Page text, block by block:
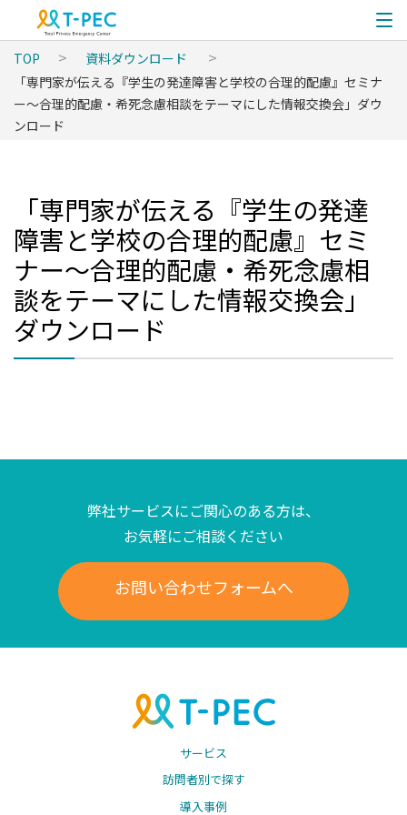
TOP
資料ダウンロード
「専門家が伝える『学生の発達障害と学校の合理的配慮』セミナ
ー〜合理的配慮・希死念慮相談をテーマにした情報交換会」ダウ
ンロード
「専門家が伝える『学生の発達
障害と学校の合理的配慮』セミ
ナー〜合理的配慮・希死念慮相
談をテーマにした情報交換会」
ダウンロード
弊社サービスにご関心のある方は、
お気軽にご相談ください
お問い合わせフォームへ
サービス
訪問者別で探す
導入事例